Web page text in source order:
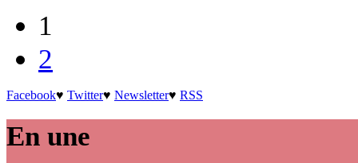
1
2
Facebook♥ Twitter♥ Newsletter♥ RSS
En une